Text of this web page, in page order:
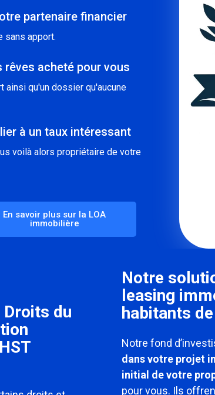
partenaire financier
sans apport.
rêves acheté pour vous
ainsi qu'un dossier qu'aucune
à un taux intéressant
voilà alors propriétaire de votre
En savoir plus sur la LOA
immobilière
du
Notre
leasing
habitants
Notre fond
dans votre projet
initial de votre
pour vous. Ils